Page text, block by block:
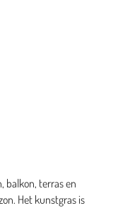
balkon, terras en
Het kunstgras is